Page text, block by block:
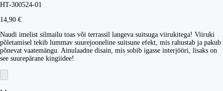
HT-300524-01
14,90 €
Naudi imelist silmailu toas või terrassil langeva suitsuga viirukitega! Viiruki
põletamisel tekib lummav suurejooneline suitsune efekt, mis rahustab ja pakub
põnevat vaatemängu. Ainulaadne disain, mis sobib igasse interjööri, lisaks on
see suurepärane kingiidee!